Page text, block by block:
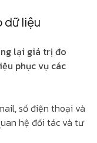
dữ liệu
lại giá trị đo
phục vụ các
số điện thoại và
hệ đối tác và tư